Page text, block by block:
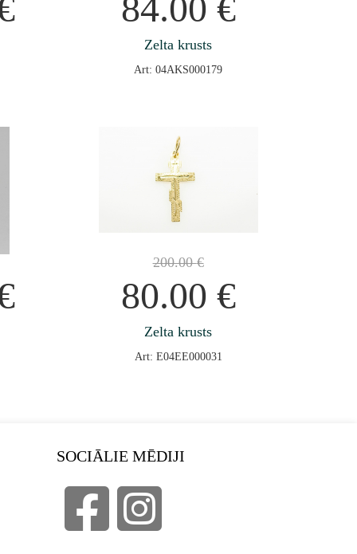
84.00 €
Zelta krusts
Art: 04AKS000179
200.00€
80.00 €
Zelta krusts
Art: E04EE000031
SOCIĀLIE MĒDIJI